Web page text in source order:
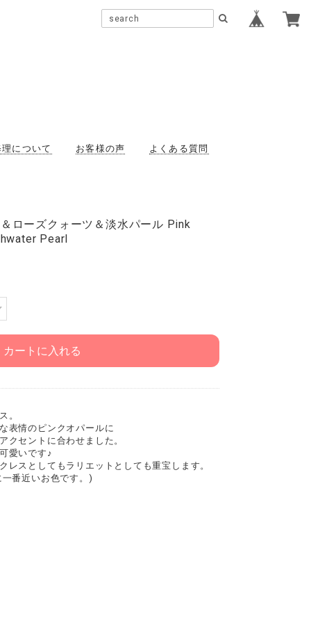
について お客様の声 よくある質問
ローズクォーツ＆淡水パール Pink
Pearl
カートに入れる
。
表情のピンクオパールに
クセントに合わせました。
愛いです♪
レスとしてもラリエットとしても重宝します。
番近いお色です。)